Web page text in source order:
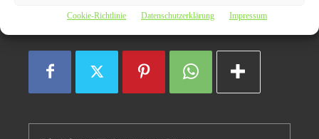
Cookie-Richtlinie Datenschutzerklärung Impressum